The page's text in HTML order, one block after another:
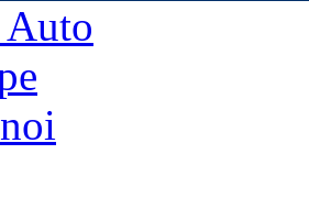
Auto